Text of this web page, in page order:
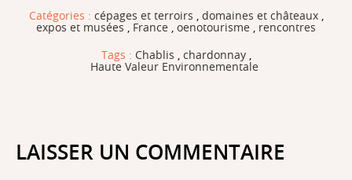
Catégories : cépages et terroirs , domaines et châteaux,
expos et musées , France , oenotourisme , rencontres
Tags : Chablis , chardonnay ,
Haute Valeur Environnementale
LAISSER UN COMMENTAIRE